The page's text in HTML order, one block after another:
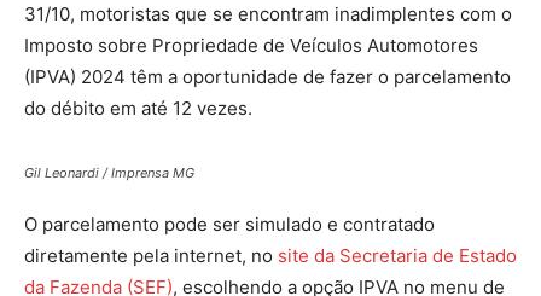
31/10, motoristas que se encontram inadimplentes com o
Imposto sobre Propriedade de Veículos Automotores
(IPVA) 2024 têm a oportunidade de fazer o parcelamento
do débito em até 12 vezes.
Gil Leonardi / Imprensa MG
O parcelamento pode ser simulado e contratado
diretamente pela internet, no site da Secretaria de Estado
da Fazenda (SEF), escolhendo a opção IPVA no menu de